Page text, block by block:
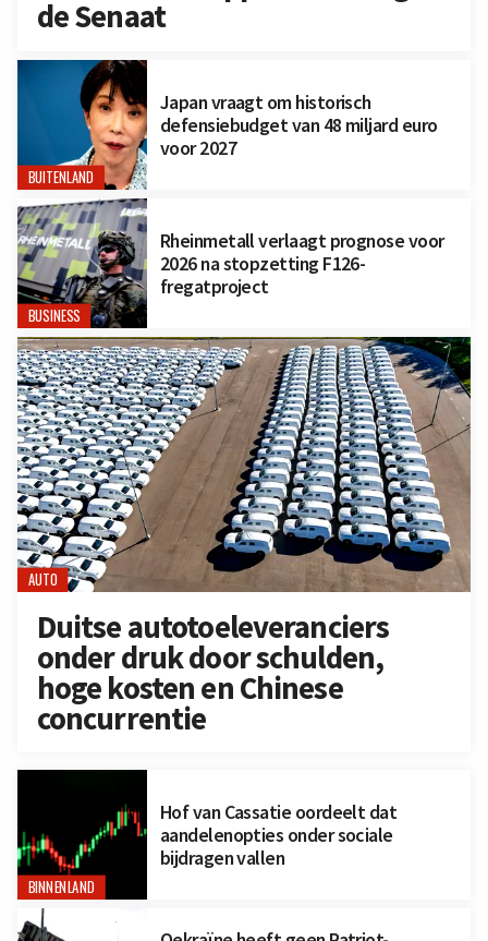
de Senaat
BUITENLAND
Japan vraagt om historisch
defensiebudget van 48 miljard euro
voor 2027
BUSINESS
Rheinmetall verlaagt prognose voor
2026 na stopzetting F126-
fregatproject
AUTO
Duitse autotoeleveranciers
onder druk door schulden,
hoge kosten en Chinese
concurrentie
BINNENLAND
Hof van Cassatie oordeelt dat
aandelenopties onder sociale
bijdragen vallen